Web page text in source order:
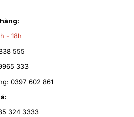
- 18h
555
333
0397 602 861
324 3333